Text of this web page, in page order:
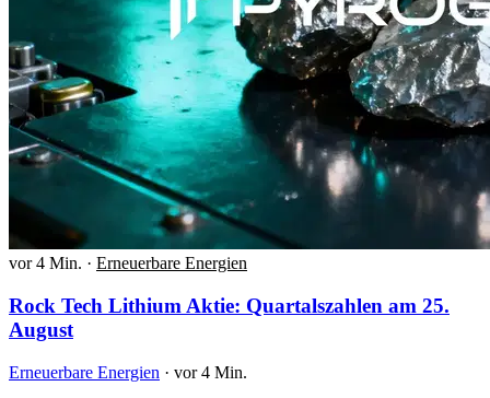
vor 4 Min. · Erneuerbare Energien
Rock Tech Lithium Aktie: Quartalszahlen am 25.
August
Erneuerbare Energien · vor 4 Min.